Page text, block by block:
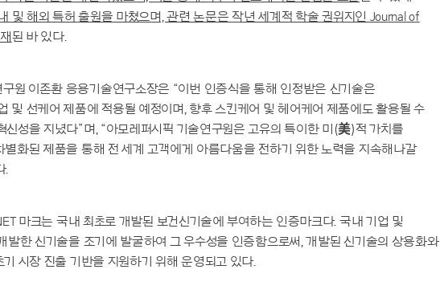
및 해외 특허 출원을 마쳤으며, 관련 논문은 작년 세계적 학술 권위지인 Journal of
된 바 있다.
원 이존환 응용기술연구소장은 “이번 인증식을 통해 인정받은 신기술은
및 선케어 제품에 적용될 예정이며, 향후 스킨케어 및 헤어케어 제품에도 활용될 수
신성을 지녔다”며, “아모레퍼시픽 기술연구원은 고유의 특이한 미(美)적 가치를
별화된 제품을 통해 전 세계 고객에게 아름다움을 전하기 위한 노력을 지속해나갈
.
마크는 국내 최초로 개발된 보건신기술에 부여하는 인증마크다. 국내 기업 및
발한 신기술을 조기에 발굴하여 그 우수성을 인증함으로써, 개발된 신기술의 상용화와
시장 진출 기반을 지원하기 위해 운영되고 있다.